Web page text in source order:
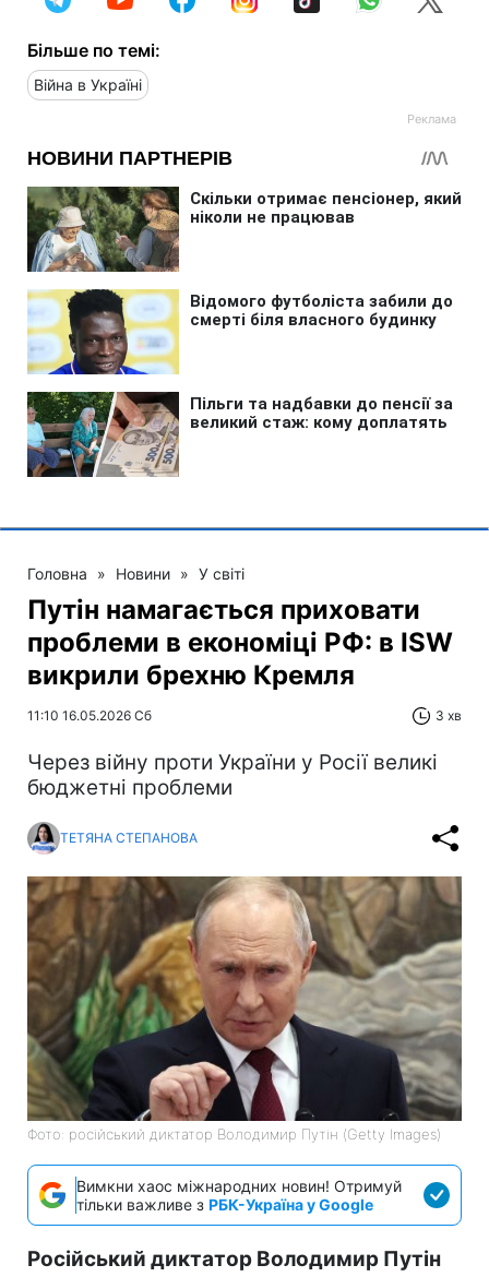
Більше по темі:
Війна в Україні
Головна » Новини » У світі
Путін намагається приховати
проблеми в економіці РФ: в ISW
викрили брехню Кремля
11:10 16.05.2026 Сб 3 хв
Через війну проти України у Росії великі
бюджетні проблеми
ТЕТЯНА СТЕПАНОВА
Фото: російський диктатор Володимир Путін (Getty Images)
Вимкни хаос міжнародних новин! Отримуй
тільки важливе з РБК-Україна у Google
Російський диктатор Володимир Путін